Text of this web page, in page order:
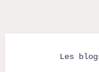
Les